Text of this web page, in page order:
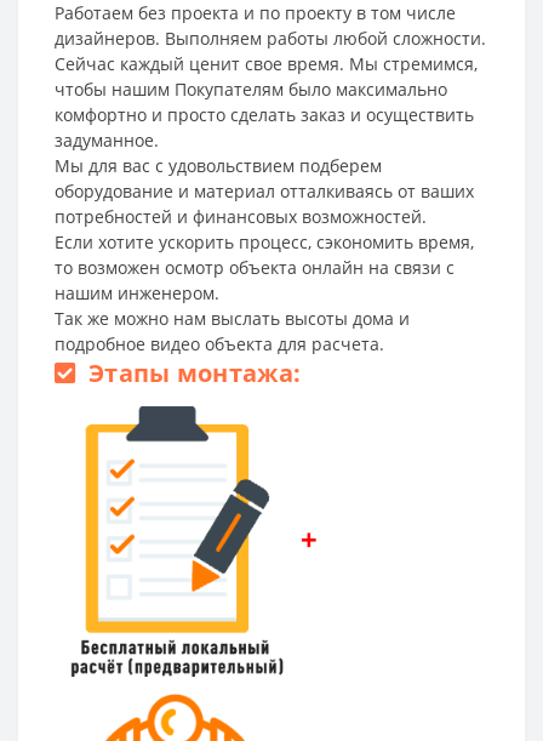
Работаем без проекта и по проекту в том числе
дизайнеров. Выполняем работы любой сложности.
Сейчас каждый ценит свое время. Мы стремимся,
чтобы нашим Покупателям было максимально
комфортно и просто сделать заказ и осуществить
задуманное.
Мы для вас с удовольствием подберем
оборудование и материал отталкиваясь от ваших
потребностей и финансовых возможностей.
Если хотите ускорить процесс, сэкономить время,
то возможен осмотр объекта онлайн на связи с
нашим инженером.
Так же можно нам выслать высоты дома и
подробное видео объекта для расчета.
Этапы монтажа:
+